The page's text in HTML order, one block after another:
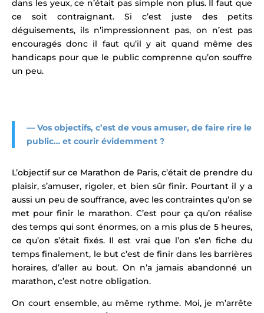
dans les yeux, ce n’était pas simple non plus. Il faut que
ce soit contraignant. Si c’est juste des petits
déguisements, ils n’impressionnent pas, on n’est pas
encouragés donc il faut qu’il y ait quand même des
handicaps pour que le public comprenne qu’on souffre
un peu.
— Vos objectifs, c’est de vous amuser, de faire rire le
public… et courir évidemment ?
L’objectif sur ce Marathon de Paris, c’était de prendre du
plaisir, s’amuser, rigoler, et bien sûr finir. Pourtant il y a
aussi un peu de souffrance, avec les contraintes qu’on se
met pour finir le marathon. C’est pour ça qu’on réalise
des temps qui sont énormes, on a mis plus de 5 heures,
ce qu’on s’était fixés. Il est vrai que l’on s’en fiche du
temps finalement, le but c’est de finir dans les barrières
horaires, d’aller au bout. On n’a jamais abandonné un
marathon, c’est notre obligation.
On court ensemble, au même rythme. Moi, je m’arrête